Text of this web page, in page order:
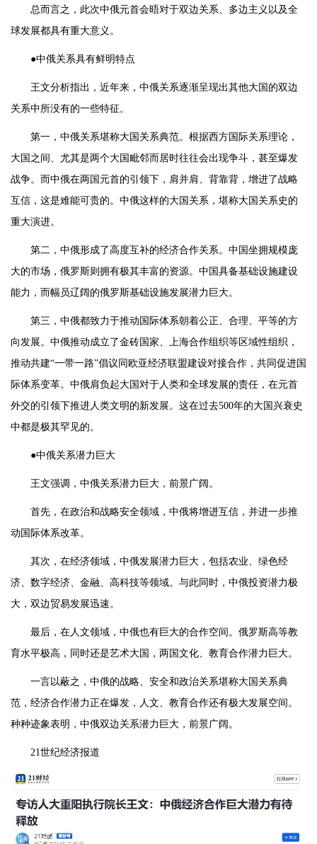
总而言之，此次中俄元首会晤对于双边关系、多边主义以及全
球发展都具有重大意义。
●中俄关系具有鲜明特点
王文分析指出，近年来，中俄关系逐渐呈现出其他大国的双边
关系中所没有的一些特征。
第一，中俄关系堪称大国关系典范。根据西方国际关系理论，
大国之间、尤其是两个大国毗邻而居时往往会出现争斗，甚至爆发
战争。而中俄在两国元首的引领下，肩并肩、背靠背，增进了战略
互信，这是难能可贵的。中俄这样的大国关系，堪称大国关系史的
重大演进。
第二，中俄形成了高度互补的经济合作关系。中国坐拥规模庞
大的市场，俄罗斯则拥有极其丰富的资源。中国具备基础设施建设
能力，而幅员辽阔的俄罗斯基础设施发展潜力巨大。
第三，中俄都致力于推动国际体系朝着公正、合理、平等的方
向发展。中俄推动成立了金砖国家、上海合作组织等区域性组织，
推动共建“一带一路”倡议同欧亚经济联盟建设对接合作，共同促进国
际体系变革。中俄肩负起大国对于人类和全球发展的责任，在元首
外交的引领下推进人类文明的新发展。这在过去500年的大国兴衰史
中都是极其罕见的。
●中俄关系潜力巨大
王文强调，中俄关系潜力巨大，前景广阔。
首先，在政治和战略安全领域，中俄将增进互信，并进一步推
动国际体系改革。
其次，在经济领域，中俄发展潜力巨大，包括农业、绿色经
济、数字经济、金融、高科技等领域。与此同时，中俄投资潜力极
大，双边贸易发展迅速。
最后，在人文领域，中俄也有巨大的合作空间。俄罗斯高等教
育水平极高，同时还是艺术大国，两国文化、教育合作潜力巨大。
一言以蔽之，中俄的战略、安全和政治关系堪称大国关系典
范，经济合作潜力正在爆发，人文、教育合作还有极大发展空间。
种种迹象表明，中俄双边关系潜力巨大，前景广阔。
21世纪经济报道